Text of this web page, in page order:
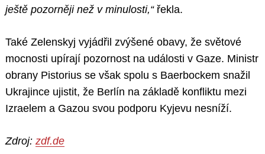
ještě pozorněji než v minulosti,“řekla.
Také Zelenskyj vyjádřil zvýšené obavy, že světové
mocnosti upírají pozornost na události v Gaze. Ministr
obrany Pistorius se však spolu s Baerbockem snažil
Ukrajince ujistit, že Berlín na základě konfliktu mezi
Izraelem a Gazou svou podporu Kyjevu nesníží.
Zdroj: zdf.de